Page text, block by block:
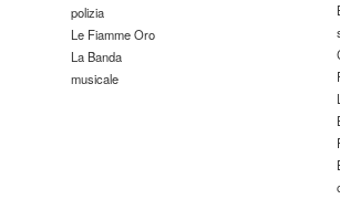
polizia
Le Fiamme Oro
La Banda
musicale